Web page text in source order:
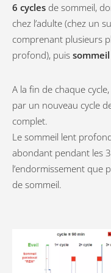
6 cycles de sommeil,
chez l’adulte (chez un
comprenant plusieurs
profond), puis
A la fin de chaque
par un nouveau cycle
complet.
Le sommeil lent
abondant pendant les
l’endormissement que
de sommeil.